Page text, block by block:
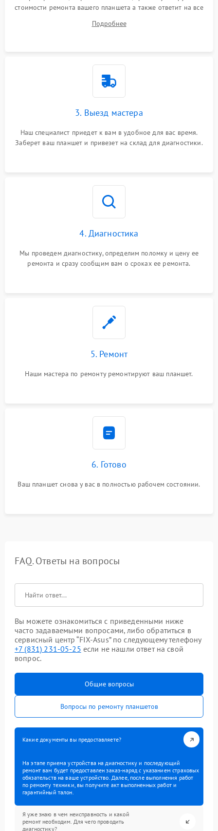
стоимости ремонта вашего планшета а также ответит на все
Подробнее
3. Выезд мастера
Наш специалист приедет к вам в удобное для вас время.
Заберет ваш планшет и привезет на склад для диагностики.
4. Диагностика
Мы проведем диагностику, определим поломку и цену ее
ремонта и сразу сообщим вам о сроках ее ремонта.
5. Ремонт
Наши мастера по ремонту ремонтируют ваш планшет.
6. Готово
Ваш планшет снова у вас в полностью рабочем состоянии.
FAQ. Ответы на вопросы
Вы можете ознакомиться с приведенными ниже
часто задаваемыми вопросами, либо обратиться в
сервисный центр “FIX-Asus” по следующему телефону
+7 (831) 231-05-25 если не нашли ответ на свой
вопрос.
Общие вопросы
Вопросы по ремонту планшетов
Какие документы вы предоставляете?
На этапе приема устройства на диагностику и последующий
ремонт вам будет предоставлен заказ-наряд с указанием страховых
обязательств на ваше устройство. Далее, после выполнения работ
по ремонту техники, вы получите акт выполненных работ и
гарантийный талон.
Я уже знаю в чем неисправность и какой
ремонт необходим. Для чего проводить
диагностику?